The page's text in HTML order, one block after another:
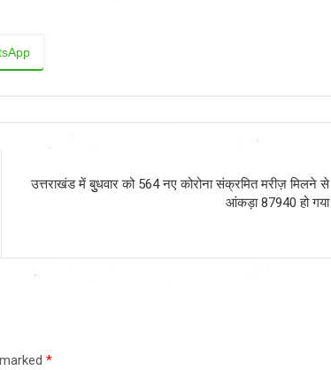
उत्तराखंड में बुुधवार को 564 नए कोरोना संक्रमित मरीज़ मिलने से
आंकड़ा 87940 हो गया
*